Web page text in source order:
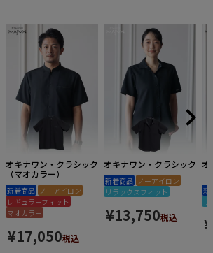
オキナワン・クラシック
（マオカラー）
新着商品 ノーアイロン
レギュラーフィット
マオカラー
¥17,050税込
オキナワン・クラシック
新着商品 ノーアイロン
リラックスフィット
¥13,750税込
オ
新
¥